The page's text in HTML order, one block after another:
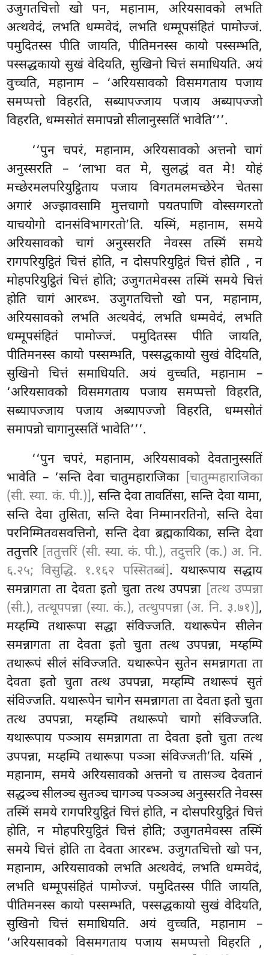
उजुगतचित्तो खो पन, महानाम, अरियसावको लभति
अत्थवेदं, लभति धम्मवेदं, लभति धम्मूपसंहितं पामोज्जं.
पमुदितस्स पीति जायति, पीतिमनस्स कायो पस्सम्भति,
पस्सद्धकायो सुखं वेदियति, सुखिनो चित्तं समाधियति. अयं
वुच्चति, महानाम – ‘अरियसावको विसमगताय पजाय
समप्पत्तो विहरति, सब्यापज्जाय पजाय अब्यापज्जो
विहरति, धम्मसोतं समापन्नो सीलानुस्सतिं भावेति’’’.
‘‘पुन चपरं, महानाम, अरियसावको अत्तनो चागं
अनुस्सरति – ‘लाभा वत मे, सुलद्धं वत मे! योहं
मच्छेरमलपरियुट्ठिताय पजाय विगतमलमच्छेरेन चेतसा
अगारं अज्झावसामि मुत्तचागो पयतपाणि वोस्सग्गरतो
याचयोगो दानसंविभागरतो’ति. यस्मिं, महानाम, समये
अरियसावको चागं अनुस्सरति नेवस्स तस्मिं समये
रागपरियुट्ठितं चित्तं होति, न दोसपरियुट्ठितं चित्तं होति , न
मोहपरियुट्ठितं चित्तं होति; उजुगतमेवस्स तस्मिं समये चित्तं
होति चागं आरब्भ. उजुगतचित्तो खो पन, महानाम,
अरियसावको लभति अत्थवेदं, लभति धम्मवेदं, लभति
धम्मूपसंहितं पामोज्जं. पमुदितस्स पीति जायति,
पीतिमनस्स कायो पस्सम्भति, पस्सद्धकायो सुखं वेदियति,
सुखिनो चित्तं समाधियति. अयं वुच्चति, महानाम –
‘अरियसावको विसमगताय पजाय समप्पत्तो विहरति,
सब्यापज्जाय पजाय अब्यापज्जो विहरति, धम्मसोतं
समापन्नो चागानुस्सतिं भावेति’’’.
‘‘पुन चपरं, महानाम, अरियसावको देवतानुस्सतिं
भावेति – ‘सन्ति देवा चातुमहाराजिका [चातुम्महाराजिका
(सी. स्या. कं. पी.)], सन्ति देवा तावतिंसा, सन्ति देवा यामा,
सन्ति देवा तुसिता, सन्ति देवा निम्मानरतिनो, सन्ति देवा
परनिम्मितवसवत्तिनो, सन्ति देवा ब्रह्मकायिका, सन्ति देवा
ततुत्तरि [ततुत्तरिं (सी. स्या. कं. पी.), तदुत्तरि (क.) अ. नि.
६.२५; विसुद्धि. १.१६२ पस्सितब्बं]. यथारूपाय सद्धाय
समन्नागता ता देवता इतो चुता तत्थ उपपन्ना [तत्थ उप्पन्ना
(सी.), तत्थूपपन्ना (स्या. कं.), तत्थुपपन्ना (अ. नि. ३.७१)],
मय्हम्पि तथारूपा सद्धा संविज्जति. यथारूपेन सीलेन
समन्नागता ता देवता इतो चुता तत्थ उपपन्ना, मय्हम्पि
तथारूपं सीलं संविज्जति. यथारूपेन सुतेन समन्नागता ता
देवता इतो चुता तत्थ उपपन्ना, मय्हम्पि तथारूपं सुतं
संविज्जति. यथारूपेन चागेन समन्नागता ता देवता इतो चुता
तत्थ उपपन्ना, मय्हम्पि तथारूपोचागो संविज्जति.
यथारूपाय पञ्ञाय समन्नागता ता देवता इतो चुता तत्थ
उपपन्ना, मय्हम्पि तथारूपा पञ्ञा संविज्जती’ति. यस्मिं ,
महानाम, समये अरियसावको अत्तनो च तासञ्च देवतानं
सद्धञ्च सीलञ्च सुतञ्च चागञ्च पञ्ञञ्च अनुस्सरति नेवस्स
तस्मिं समये रागपरियुट्ठितं चित्तं होति, न दोसपरियुट्ठितं चित्तं
होति, न मोहपरियुट्ठितं चित्तं होति; उजुगतमेवस्स तस्मिं
समये चित्तं होति ता देवता आरब्भ. उजुगतचित्तो खो पन,
महानाम, अरियसावको लभति अत्थवेदं, लभति धम्मवेदं,
लभति धम्मूपसंहितं पामोज्जं. पमुदितस्स पीति जायति,
पीतिमनस्स कायो पस्सम्भति, पस्सद्धकायो सुखं वेदियति,
सुखिनो चित्तं समाधियति. अयं वुच्चति, महानाम –
‘अरियसावको विसमगताय पजाय समप्पत्तो विहरति ,